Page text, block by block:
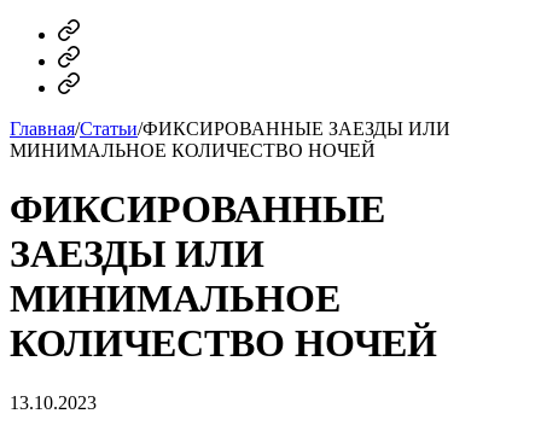
MAX
Telegram
Dzen
Главная/Статьи/ФИКСИРОВАННЫЕ ЗАЕЗДЫ ИЛИ
МИНИМАЛЬНОЕ КОЛИЧЕСТВО НОЧЕЙ
ФИКСИРОВАННЫЕ
ЗАЕЗДЫ ИЛИ
МИНИМАЛЬНОЕ
КОЛИЧЕСТВО НОЧЕЙ
13.10.2023